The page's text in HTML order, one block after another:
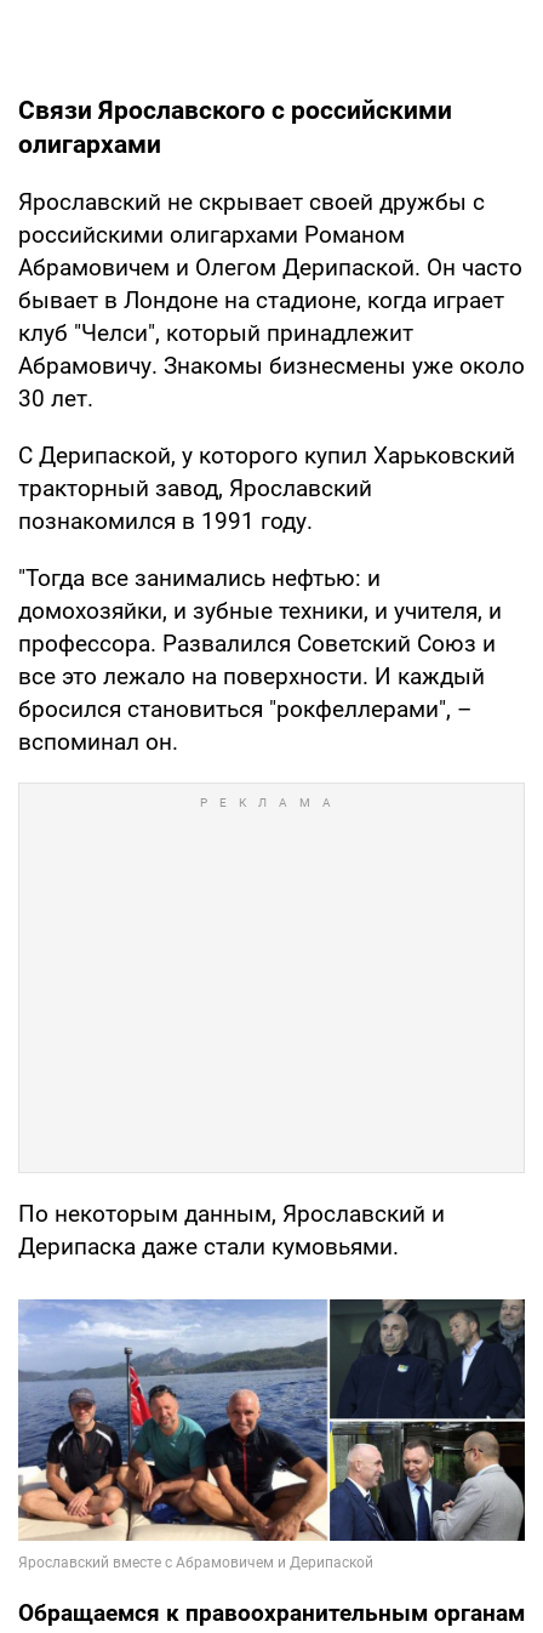
Связи Ярославского с российскими
олигархами
Ярославский не скрывает своей дружбы с
российскими олигархами Романом
Абрамовичем и Олегом Дерипаской. Он часто
бывает в Лондоне на стадионе, когда играет
клуб "Челси", который принадлежит
Абрамовичу. Знакомы бизнесмены уже около
30 лет.
С Дерипаской, у которого купил Харьковский
тракторный завод, Ярославский
познакомился в 1991 году.
"Тогда все занимались нефтью: и
домохозяйки, и зубные техники, и учителя, и
профессора. Развалился Советский Союз и
все это лежало на поверхности. И каждый
бросился становиться "рокфеллерами", –
вспоминал он.
По некоторым данным, Ярославский и
Дерипаска даже стали кумовьями.
Обращаемся к правоохранительным органам